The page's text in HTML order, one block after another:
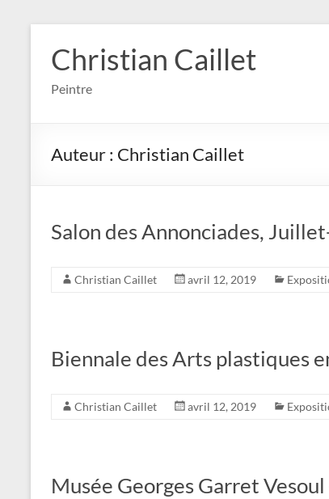
contenu
Christian Caillet
Peintre
Auteur : Christian Caillet
Salon des Annonciades,
Christian Caillet avril 12, 2019
Biennale des Arts plastiques
Christian Caillet avril 12, 2019
Musée Georges Garret